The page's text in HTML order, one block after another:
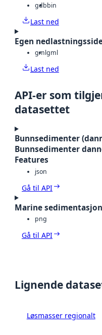
gdbbin
Last ned
Egen
gmlgml
Last ned
API-er som
datasettet
Bunnsedimenter
Bunnsedimenter
Features
json
Gå til API
Marine
png
Gå til API
Lignende
Løsmasser regionalt